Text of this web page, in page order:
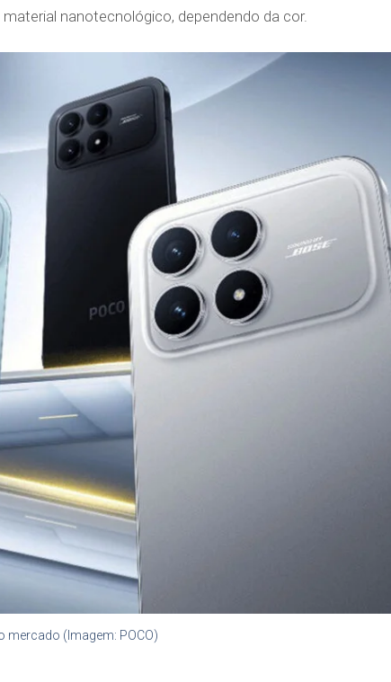
nanotecnológico, dependendo da cor.
mercado (Imagem: POCO)